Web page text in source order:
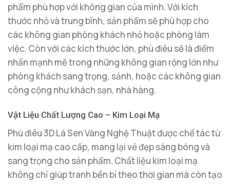
phẩm phù hợp với không gian của mình. Với kích
thước nhỏ và trung bình, sản phẩm sẽ phù hợp cho
các không gian phòng khách nhỏ hoặc phòng làm
việc. Còn với các kích thước lớn, phù điêu sẽ là điểm
nhấn mạnh mẽ trong những không gian rộng lớn như
phòng khách sang trọng, sảnh, hoặc các không gian
công cộng như khách sạn, nhà hàng.
Vật Liệu Chất Lượng Cao – Kim Loại Mạ
Phù điêu 3D Lá Sen Vàng Nghệ Thuật được chế tác từ
kim loại mạ cao cấp, mang lại vẻ đẹp sáng bóng và
sang trọng cho sản phẩm. Chất liệu kim loại mạ
không chỉ giúp tranh bền bỉ theo thời gian mà còn tạo